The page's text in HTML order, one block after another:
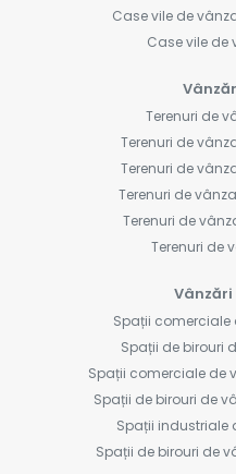
Case vile de
Case vile de
Terenuri de
Terenuri de
Terenuri de
Terenuri de
Terenuri de
Terenuri de
Spații comerciale
Spații de birouri
Spații comerciale de
Spații de birouri de
Spații industriale
Spații de birouri de